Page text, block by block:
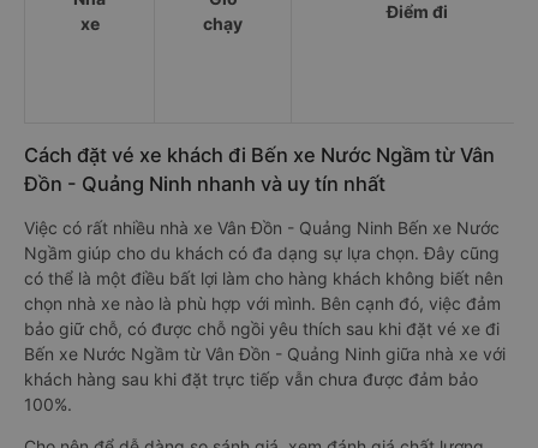
xe
chạy
Điểm đi
Cách đặt vé xe khách đi Bến xe Nước Ngầm từ Vân
Đồn - Quảng Ninh nhanh và uy tín nhất
Việc có rất nhiều nhà xe Vân Đồn - Quảng Ninh Bến xe Nước
Ngầm giúp cho du khách có đa dạng sự lựa chọn. Đây cũng
có thể là một điều bất lợi làm cho hàng khách không biết nên
chọn nhà xe nào là phù hợp với mình. Bên cạnh đó, việc đảm
bảo giữ chỗ, có được chỗ ngồi yêu thích sau khi đặt vé xe đi
Bến xe Nước Ngầm từ Vân Đồn - Quảng Ninh giữa nhà xe với
khách hàng sau khi đặt trực tiếp vẫn chưa được đảm bảo
100%.